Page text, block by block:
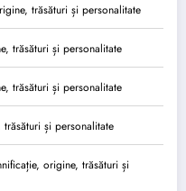
trăsături și personalitate
trăsături și personalitate
trăsături și personalitate
și personalitate
origine, trăsături și